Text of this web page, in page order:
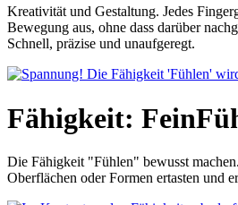
Kreativität und Gestaltung. Jedes
Bewegung aus, ohne dass darüber
Schnell, präzise und unaufgeregt.
Fähigkeit:
Die Fähigkeit "Fühlen" bewusst machen.
Oberflächen oder Formen ertasten und